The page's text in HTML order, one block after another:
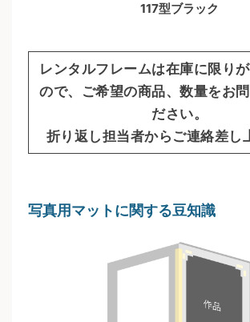
117型ブラック
レンタルフレームは在庫に限り
ので、ご希望の商品、数量をお
ださい。
折り返し担当者からご連絡差し
写真用マットに関する豆知識